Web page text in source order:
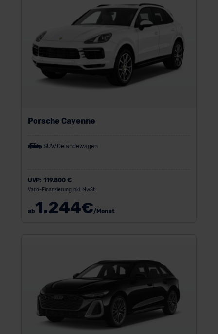
Porsche Cayenne
SUV/Geländewagen
UVP: 119.800 €
Vario-Finanzierung inkl. MwSt.
ab1.244€/Monat